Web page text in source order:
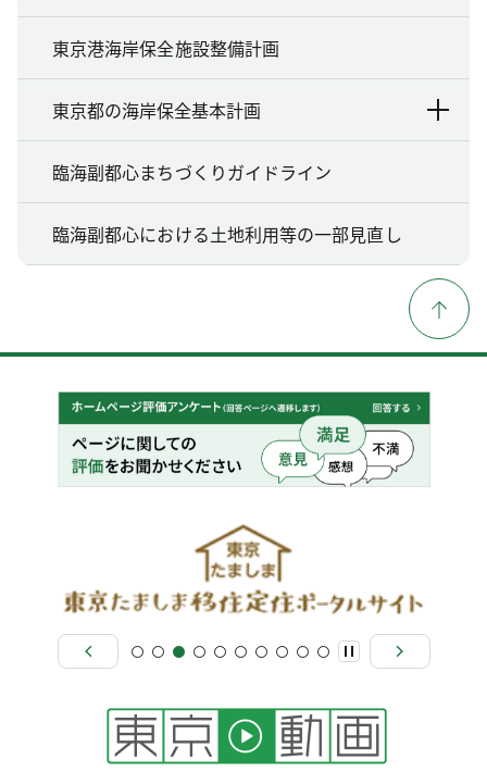
東京港海岸保全施設整備計画
東京都の海岸保全基本計画
臨海副都心まちづくりガイドライン
臨海副都心における土地利用等の一部見直し